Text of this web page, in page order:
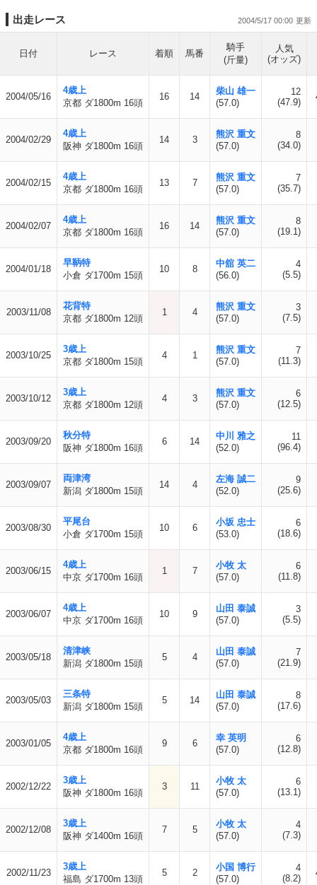
出走レース 2004/5/17 00:00
日付 レース 着順 馬番
騎手
(斤量)
人気
(オッズ)
2004/05/16
4歳上
京都 ダ1800m 16頭
16 14
柴山 雄一
(57.0)
12
(47.9)
2004/02/29
4歳上
阪神 ダ1800m 16頭
14 3
熊沢 重文
(57.0)
8
(34.0)
2004/02/15
4歳上
京都 ダ1800m 16頭
13 7
熊沢 重文
(57.0)
7
(35.7)
2004/02/07
4歳上
京都 ダ1800m 16頭
16 14
熊沢 重文
(57.0)
8
(19.1)
2004/01/18
早鞆特
小倉 ダ1700m 15頭
10 8
中舘 英二
(56.0)
4
(5.5)
2003/11/08
花背特
京都 ダ1800m 12頭
1 4
熊沢 重文
(57.0)
3
(7.5)
2003/10/25
3歳上
京都 ダ1800m 15頭
4 1
熊沢 重文
(57.0)
7
(11.3)
2003/10/12
3歳上
京都 ダ1800m 12頭
4 3
熊沢 重文
(57.0)
6
(12.5)
2003/09/20
秋分特
阪神 ダ1800m 16頭
6 14
中川 雅之
(52.0)
11
(96.4)
2003/09/07
両津湾
新潟 ダ1800m 15頭
14 4
左海 誠二
(52.0)
9
(25.6)
2003/08/30
平尾台
小倉 ダ1700m 15頭
10 6
小坂 忠士
(53.0)
6
(18.6)
2003/06/15
4歳上
中京 ダ1700m 16頭
1 7
小牧 太
(57.0)
6
(11.8)
2003/06/07
4歳上
中京 ダ1700m 16頭
10 9
山田 泰誠
(57.0)
3
(5.5)
2003/05/18
清津峡
新潟 ダ1800m 15頭
5 4
山田 泰誠
(57.0)
7
(21.9)
2003/05/03
三条特
新潟 ダ1800m 15頭
5 14
山田 泰誠
(57.0)
8
(17.6)
2003/01/05
4歳上
京都 ダ1800m 16頭
9 6
幸 英明
(57.0)
6
(12.8)
2002/12/22
3歳上
阪神 ダ1800m 16頭
3 11
小牧 太
(57.0)
6
(13.1)
2002/12/08
3歳上
阪神 ダ1400m 16頭
7 5
小牧 太
(57.0)
4
(7.3)
2002/11/23
3歳上
福島 ダ1700m 13頭
5 2
小国 博行
(57.0)
4
(8.2)